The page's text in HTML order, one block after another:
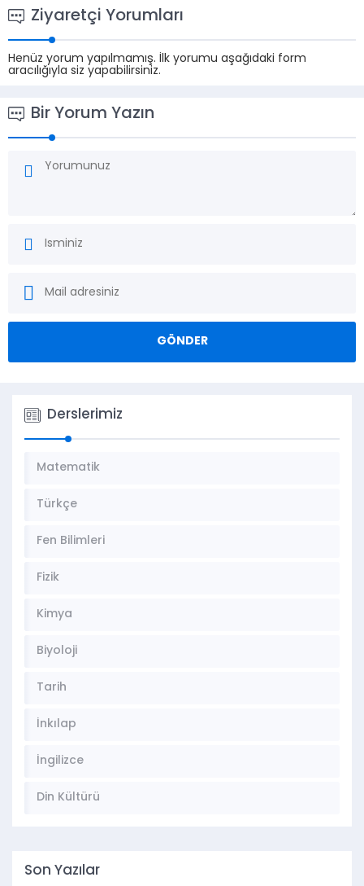
Ziyaretçi Yorumları
Henüz yorum yapılmamış. İlk yorumu aşağıdaki form
aracılığıyla siz yapabilirsiniz.
Bir Yorum Yazın
Derslerimiz
Matematik
Türkçe
Fen Bilimleri
Fizik
Kimya
Biyoloji
Tarih
İnkılap
İngilizce
Din Kültürü
Son Yazılar